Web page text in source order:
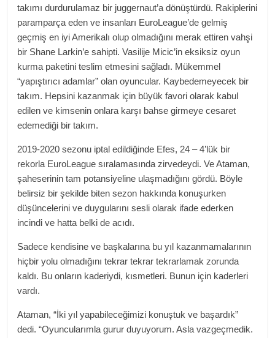
takımı durdurulamaz bir juggernaut’a dönüştürdü. Rakiplerini
paramparça eden ve insanları EuroLeague’de gelmiş
geçmiş en iyi Amerikalı olup olmadığını merak ettiren vahşi
bir Shane Larkin’e sahipti. Vasilije Micic’in eksiksiz oyun
kurma paketini teslim etmesini sağladı. Mükemmel
“yapıştırıcı adamlar” olan oyuncular. Kaybedemeyecek bir
takım. Hepsini kazanmak için büyük favori olarak kabul
edilen ve kimsenin onlara karşı bahse girmeye cesaret
edemediği bir takım.
2019-2020 sezonu iptal edildiğinde Efes, 24 – 4’lük bir
rekorla EuroLeague sıralamasında zirvedeydi. Ve Ataman,
şaheserinin tam potansiyeline ulaşmadığını gördü. Böyle
belirsiz bir şekilde biten sezon hakkında konuşurken
düşüncelerini ve duygularını sesli olarak ifade ederken
incindi ve hatta belki de acıdı.
Sadece kendisine ve başkalarına bu yıl kazanmamalarının
hiçbir yolu olmadığını tekrar tekrar tekrarlamak zorunda
kaldı. Bu onların kaderiydi, kısmetleri. Bunun için kaderleri
vardı.
Ataman, “İki yıl yapabileceğimizi konuştuk ve başardık”
dedi. “Oyuncularımla gurur duyuyorum. Asla vazgeçmedik.